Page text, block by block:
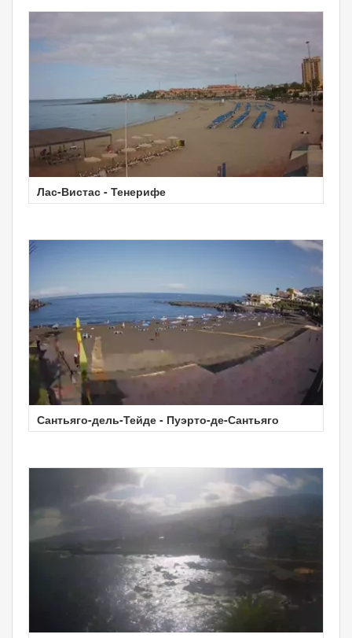
Лас-Вистас - Тенерифе
Сантьяго-дель-Тейде - Пуэрто-де-Сантьяго